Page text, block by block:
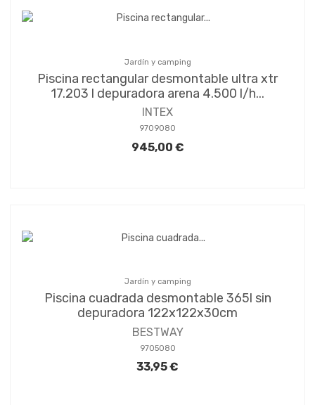
Jardín y camping
Piscina rectangular desmontable ultra xtr
17.203 l depuradora arena 4.500 l/h...
INTEX
9709080
945,00 €
Jardín y camping
Piscina cuadrada desmontable 365l sin
depuradora 122x122x30cm
BESTWAY
9705080
33,95 €